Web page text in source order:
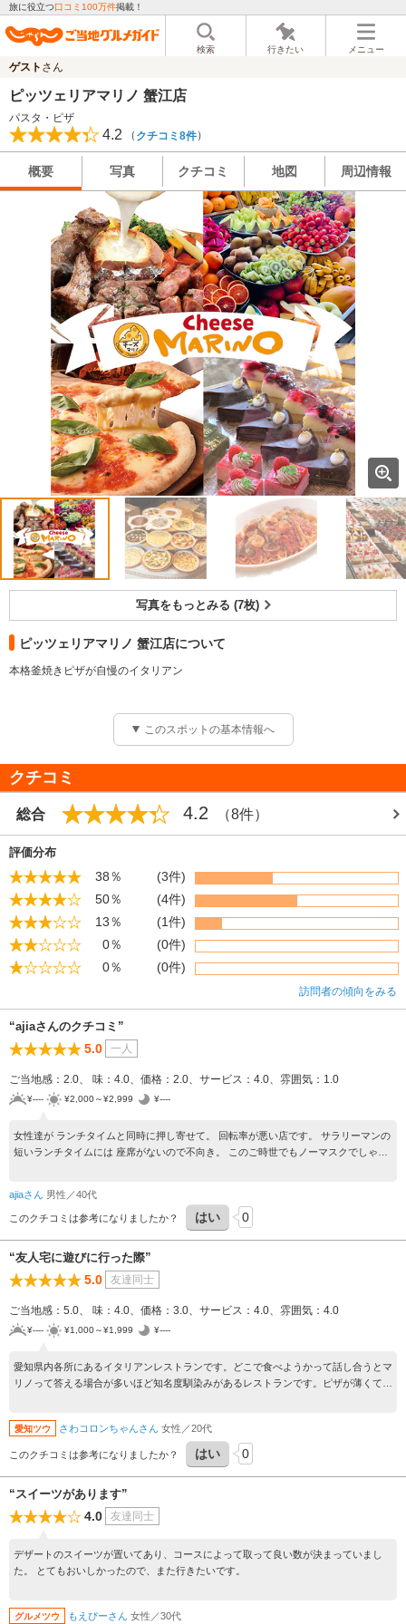
旅に役立つ口コミ100万件掲載！
検索 行きたい メニュー
ゲスト さん
ピッツェリアマリノ 蟹江店
パスタ・ピザ
4.2 （ クチコミ8件）
概要 写真 クチコミ 地図 周辺情報
写真をもっとみる (7枚)
ピッツェリアマリノ 蟹江店について
本格釜焼きピザが自慢のイタリアン
このスポットの基本情報へ
クチコミ
総合 4.2 （8件）
評価分布
38％
(3件)
50％
(4件)
13％
(1件)
0％
(0件)
0％
(0件)
訪問者の傾向をみる
“ajiaさんのクチコミ”
5.0 一人
ご当地感：2.0、 味：4.0、価格：2.0、サービス：4.0、雰囲気：1.0
¥---- ¥2,000～¥2,999 ¥----
女性達が ランチタイムと同時に押し寄せて。 回転率が悪い店です。 サラリーマンの
短いランチタイムには 座席がないので不向き。 このご時世でもノーマスクでしゃべ
ajiaさん 男性／40代
このクチコミは参考になりましたか？ はい 0
“友人宅に遊びに行った際”
5.0 友達同士
ご当地感：5.0、 味：4.0、価格：3.0、サービス：4.0、雰囲気：4.0
¥---- ¥1,000～¥1,999 ¥----
愛知県内各所にあるイタリアンレストランです。どこで食べようかって話し合うとマ
リノって答える場合が多いほど知名度馴染みがあるレストランです。ピザが薄くて好
愛知ツウ さわコロンちゃんさん 女性／20代
このクチコミは参考になりましたか？ はい 0
“スイーツがあります”
4.0 友達同士
デザートのスイーツが置いてあり、コースによって取って良い数が決まっていまし
た。 とてもおいしかったので、また行きたいです。
グルメツウ もえぴーさん 女性／30代